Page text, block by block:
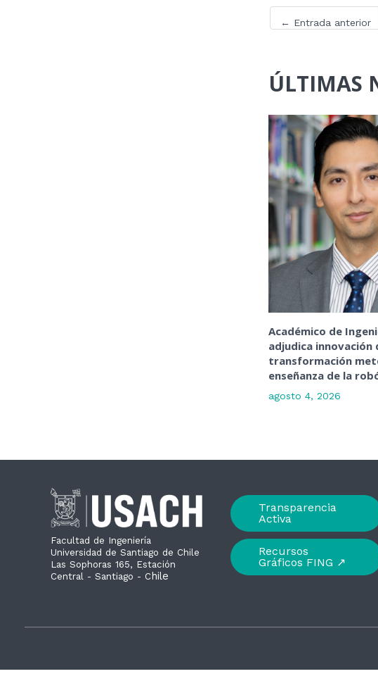
← Entrada anterior
ÚLTIMAS
Académico de
adjudica innovación
transformación
enseñanza de la
agosto 4, 2026
Facultad de Ingeniería
Universidad de Santiago de Chile
Las Sophoras 165, Estación
Central - Santiago - C hile
Transparencia
Activa
Recursos
Gráficos FING ↗︎